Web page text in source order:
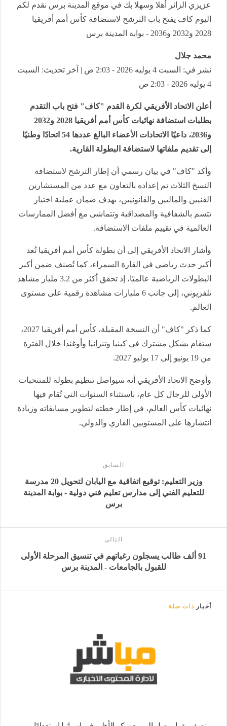
عزيزي الزائر أهلا وسهلا بك في موقع المدينة برس نقدم لكم
اليوم كاف يفتح باب الترشح لاستضافة كأس أمم أفريقيا
2028 و2032 و2036 - بوابة المدينة برس
محمد جلال
نشر في: السبت 4 يوليه 2026 - 2:03 ص | آخر تحديث: السبت
4 يوليه 2026 - 2:03 ص
أعلن الاتحاد الأفريقي لكرة القدم "كاف" فتح باب التقدم
بطلبات استضافة نهائيات كأس أمم أفريقيا 2028 و2032
و2036، داعيًا الاتحادات الأعضاء البالغ عددها 54 اتحادًا وطنيًا
إلى تقديم ملفاتها لاستضافة البطولة القارية.
وأكد "كاف" في بيان رسمي أن إطار الترشح لاستضافة
النسخ الثلاث تم إعداده بالتعاون مع عدد من المستشارين
الفنيين والماليين والقانونيين، بهدف ضمان عملية اختيار
تتسم بالشفافية والمصداقية وتتماشى مع أفضل الممارسات
العالمية في تقييم ملفات الاستضافة.
وأشار الاتحاد الأفريقي إلى أن بطولة كأس أمم أفريقيا تُعد
أكبر حدث رياضي في القارة السمراء، كما تُصنف ضمن أكبر
البطولات الرياضية عالميًا، إذ تحقق أكثر من 3.2 مليار مشاهد
تلفزيوني، إلى جانب 6 مليارات مشاهدة رقمية على مستوى
العالم.
كما ذكر "كاف" أن النسخة المقبلة، كأس أمم أفريقيا 2027،
ستقام بشكل مشترك في كينيا وتنزانيا وأوغندا خلال الفترة
من 19 يونيو إلى 17 يوليو 2027.
وأوضح الاتحاد الأفريقي أنه سيواصل تنظيم بطولة للمنتخبات
الأولى للرجال كل عام، باستثناء السنوات التي تُقام فيها
نهائيات كأس العالم، في إطار خطته لتطوير مسابقاته وزيادة
انتشارها على المستويين القاري والدولي.
السابق
وزير التعليم: توقيع اتفاقية مع اليابان لتحويل 20 مدرسة
للتعليم الفني إلى مدارس تعليم فني دولية - بوابة المدينة
برس
التالى
91 ألف طالب يسجلون رغباتهم في تنسيق المرحلة الأولى
للقبول بالجامعات - المدينة برس
أخبار ذات صلة